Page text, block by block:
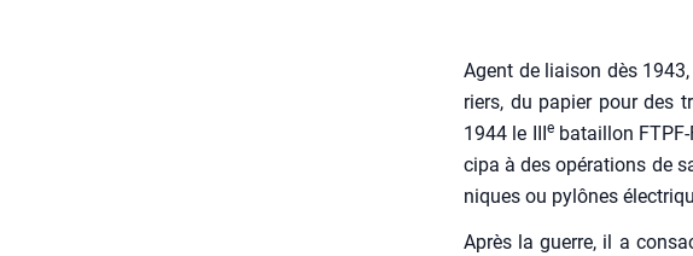
Agent de liai­son dès
riers, du papier pour des
1944 le III
ebataillon FTPF-
ci­pa à des opé­ra­tions de
niques ou pylônes
Après la guerre, il a